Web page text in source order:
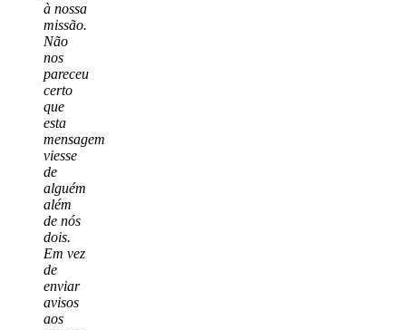
à nossa
missão.
Não
nos
pareceu
certo
que
esta
mensagem
viesse
de
alguém
além
de nós
dois.
Em vez
de
enviar
avisos
aos